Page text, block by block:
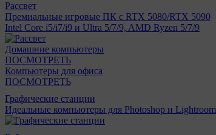
Рассвет
Премиальные игровые ПК с RTX 5080/RTX 5090
Intel Core i5/i7/i9 и Ultra 5/7/9, AMD Ryzen 5/7/9
Домашние компьютеры
ПОСМОТРЕТЬ
Компьютеры для офиса
ПОСМОТРЕТЬ
Графические станции
Идеальные компьютеры для Photoshop и Lightroom